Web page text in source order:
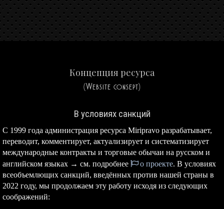
Концепция ресурса
(Website consept)
В условиях санкций
С 1999 года администрация ресурса Miripravo разрабатывает,
переводит, комментирует, актуализирует и систематизирует
международные контракты и торговые обычаи на русском и
английском языках → см. подробнее
о проекте. В условиях
всеобъемлющих санкций, введённых против нашей страны в
2022 году, мы продолжаем эту работу исходя из следующих
соображений: